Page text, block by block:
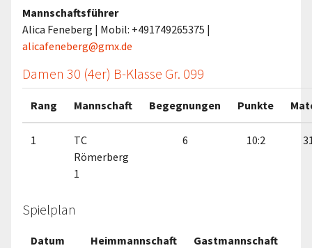
Mannschaftsführer
Alica Feneberg | Mobil: +491749265375 |
alicafeneberg@gmx.de
Damen 30 (4er) B-Klasse Gr. 099
Rang Mannschaft Begegnungen Punkte
1
TC
Römerberg
1
6 10:2
Spielplan
Datum Heimmannschaft Gastmannschaft